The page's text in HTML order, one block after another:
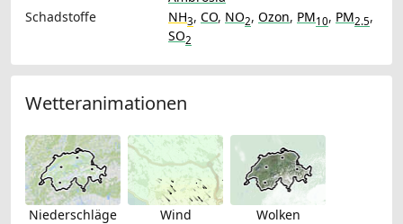
Schadstoffe
NH3, CO, NO2, Ozon, PM10, PM2.5,
SO2
Wetteranimationen
Niederschläge Wind Wolken